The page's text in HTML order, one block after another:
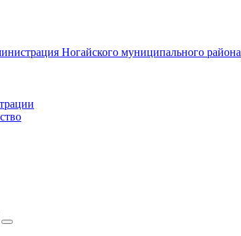
Ногайского муниципального района